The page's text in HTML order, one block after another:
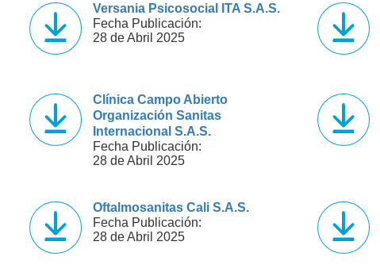
Versania Psicosocial ITA S.A.S.
Fecha Publicación:
28 de Abril 2025
Clínica Campo Abierto
Organización Sanitas
Internacional S.A.S.
Fecha Publicación:
28 de Abril 2025
Oftalmosanitas Cali S.A.S.
Fecha Publicación:
28 de Abril 2025